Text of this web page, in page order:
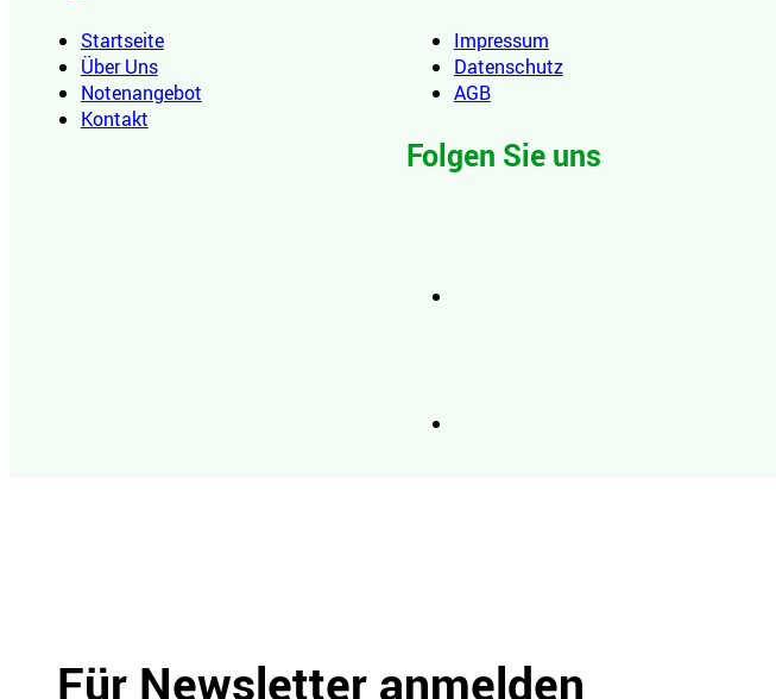
Startseite
Über Uns
Notenangebot
Kontakt
Impressum
Datenschutz
AGB
Folgen Sie uns
Für Newsletter anmelden